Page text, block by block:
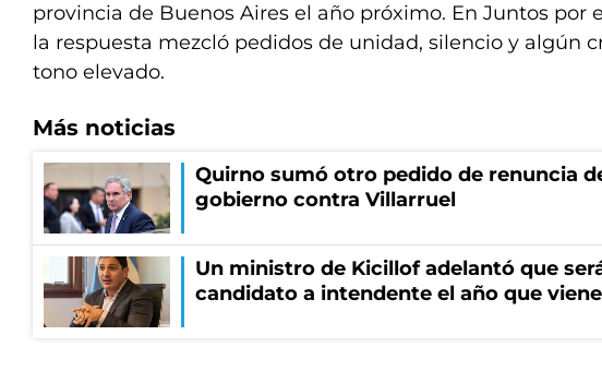
provincia de Buenos Aires el año próximo. En Juntos por
la respuesta mezcló pedidos de unidad, silencio y algún
tono elevado.
Más noticias
Quirno sumó otro pedido de renuncia
gobierno contra Villarruel
Un ministro de Kicillof adelantó que
candidato a intendente el año que viene